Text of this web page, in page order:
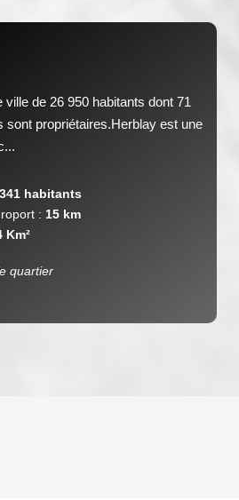
ville de 26 950 habitants dont 71
sont propriétaires.Herblay est une
habitants
: 15 km
Km²
quartier